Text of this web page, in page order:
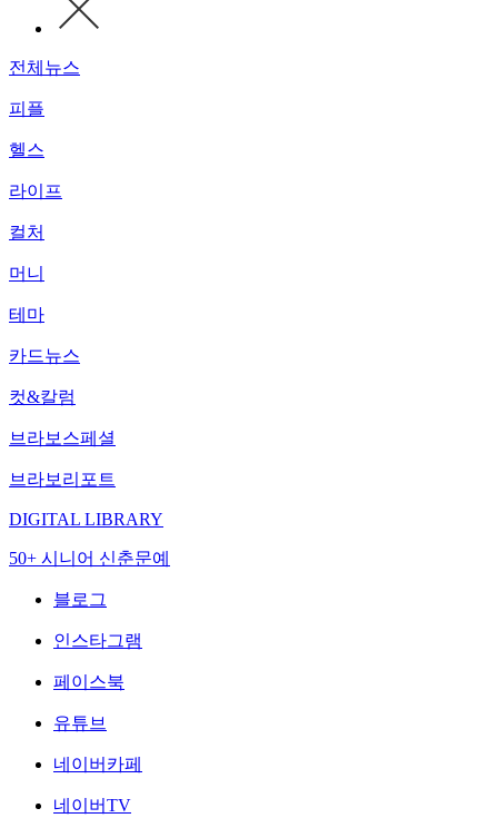
전체뉴스
피플
헬스
라이프
컬처
머니
테마
카드뉴스
컷&칼럼
브라보스페셜
브라보리포트
DIGITAL LIBRARY
50+ 시니어 신춘문예
블로그
인스타그램
페이스북
유튜브
네이버카페
네이버TV